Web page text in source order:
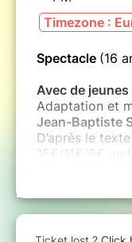
Timezone :
Spectacle (16
Avec de
Adaptation et
Jean-Baptiste
D’après le
15€/11€/6€
Le spectacle
Hiam Abbas,
acteurs.